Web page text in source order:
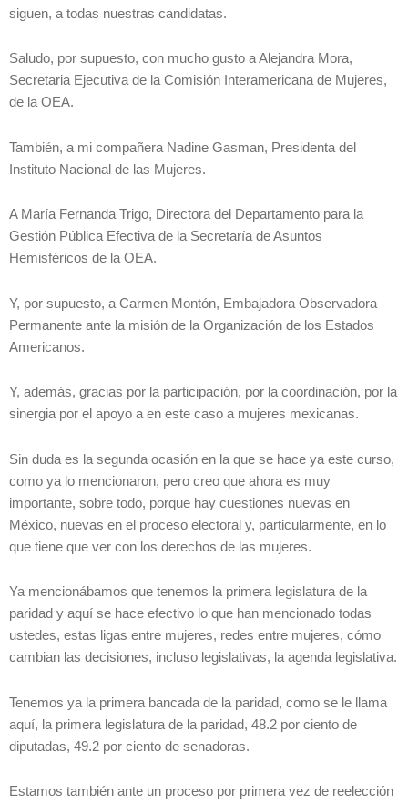
siguen, a todas nuestras candidatas.
Saludo, por supuesto, con mucho gusto a Alejandra Mora,
Secretaria Ejecutiva de la Comisión Interamericana de Mujeres,
de la OEA.
También, a mi compañera Nadine Gasman, Presidenta del
Instituto Nacional de las Mujeres.
A María Fernanda Trigo, Directora del Departamento para la
Gestión Pública Efectiva de la Secretaría de Asuntos
Hemisféricos de la OEA.
Y, por supuesto, a Carmen Montón, Embajadora Observadora
Permanente ante la misión de la Organización de los Estados
Americanos.
Y, además, gracias por la participación, por la coordinación, por la
sinergia por el apoyo a en este caso a mujeres mexicanas.
Sin duda es la segunda ocasión en la que se hace ya este curso,
como ya lo mencionaron, pero creo que ahora es muy
importante, sobre todo, porque hay cuestiones nuevas en
México, nuevas en el proceso electoral y, particularmente, en lo
que tiene que ver con los derechos de las mujeres.
Ya mencionábamos que tenemos la primera legislatura de la
paridad y aquí se hace efectivo lo que han mencionado todas
ustedes, estas ligas entre mujeres, redes entre mujeres, cómo
cambian las decisiones, incluso legislativas, la agenda legislativa.
Tenemos ya la primera bancada de la paridad, como se le llama
aquí, la primera legislatura de la paridad, 48.2 por ciento de
diputadas, 49.2 por ciento de senadoras.
Estamos también ante un proceso por primera vez de reelección